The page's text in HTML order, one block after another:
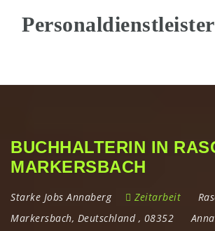
BUCHHALTERIN IN
MARKERSBACH
Starke Jobs Annaberg Zeitarbeit
Markersbach, Deutschland, 08352